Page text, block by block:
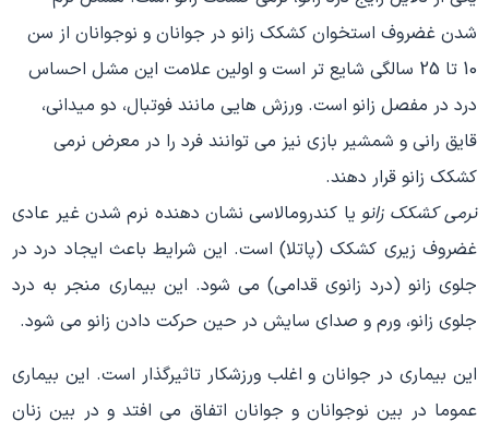
شدن غضروف استخوان کشکک زانو در جوانان و نوجوانان از سن
10 تا 25 سالگی شایع تر است و اولین علامت این مشل احساس
درد در مفصل زانو است. ورزش هایی مانند فوتبال، دو میدانی،
قایق رانی و شمشیر بازی نیز می توانند فرد را در معرض نرمی
کشکک زانو قرار دهند.
نرمی کشکک زانو یا کندرومالاسی نشان دهنده نرم شدن غیر عادی
غضروف زیری کشکک (پاتلا) است. این شرایط باعث ایجاد درد در
جلوی زانو (درد زانوی قدامی) می شود. این بیماری منجر به درد
جلوی زانو، ورم و صدای سایش در حین حرکت دادن زانو می شود.
این بیماری در جوانان و اغلب ورزشکار تاثیرگذار است. این بیماری
عموما در بین نوجوانان و جوانان اتفاق می افتد و در بین زنان